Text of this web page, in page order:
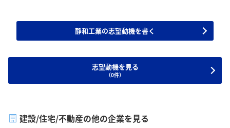
静和工業の志望動機を書く
志望動機を見る
（0件）
建設/住宅/不動産の他の企業を見る